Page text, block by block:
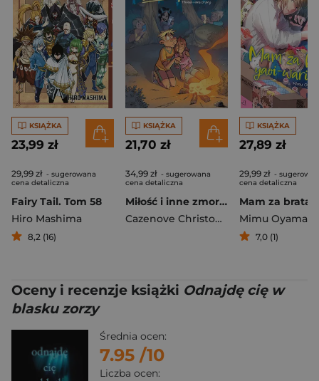
KSIĄŻKA
23,99 zł
29,99 zł - sugerowana
cena detaliczna
Fairy Tail. Tom 58
Hiro Mashima
8,2 (16)
KSIĄŻKA
21,70 zł
34,99 zł - sugerowana
cena detaliczna
Miłość i inne zmory. Kumpelki. Tom 13
Cazenove Christophe
,Philippe
KSIĄŻKA
27,89 zł
29,99 zł -
cena detaliczna
Mimu
7,0 (1)
Oceny i recenzje książki Odnajdę cię w
blasku zorzy
Średnia ocen:
7.95 /10
Liczba ocen: